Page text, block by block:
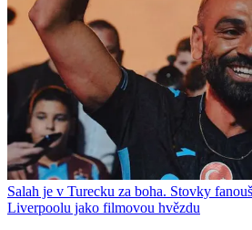
Salah je v Turecku za boha. Stovky
Liverpoolu jako filmovou hvězdu